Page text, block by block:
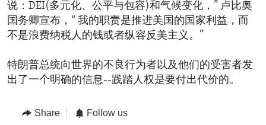
说：DEI(多元化、公平与包容)和气候变化，” 卢比奥
国务卿宣布，“ 我的职责是推进美国的国家利益，而
不是浪费纳税人的钱或者纵容反美主义。”
特朗普总统向世界的不良行为者以及他们的受害者发
出了一个明确的信息--践踏人权是要付出代价的。
Share Follow us